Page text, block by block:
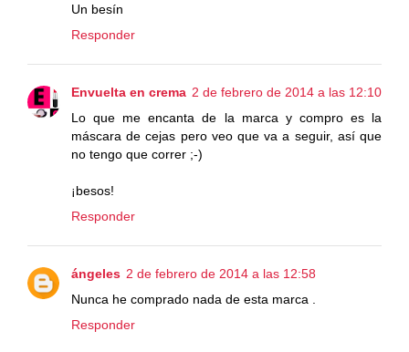
Un besín
Responder
Envuelta en crema 2 de febrero de 2014 a las 12:10
Lo que me encanta de la marca y compro es la
máscara de cejas pero veo que va a seguir, así que
no tengo que correr ;-)
¡besos!
Responder
ángeles 2 de febrero de 2014 a las 12:58
Nunca he comprado nada de esta marca .
Responder